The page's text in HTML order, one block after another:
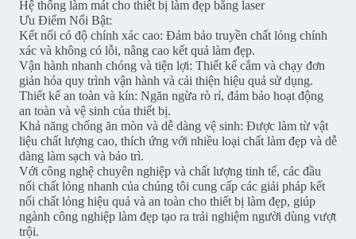
Hệ thống làm mát cho thiết bị làm đẹp bằng laser
Ưu Điểm Nổi Bật:
Kết nối có độ chính xác cao: Đảm bảo truyền chất lỏng chính
xác và không có lỗi, nâng cao kết quả làm đẹp.
Vận hành nhanh chóng và tiện lợi: Thiết kế cắm và chạy đơn
giản hóa quy trình vận hành và cải thiện hiệu quả sử dụng.
Thiết kế an toàn và kín: Ngăn ngừa rò rỉ, đảm bảo hoạt động
an toàn và vệ sinh của thiết bị.
Khả năng chống ăn mòn và dễ dàng vệ sinh: Được làm từ vật
liệu chất lượng cao, thích ứng với nhiều loại chất làm đẹp và dễ
dàng làm sạch và bảo trì.
Với công nghệ chuyên nghiệp và chất lượng tinh tế, các đầu
nối chất lỏng nhanh của chúng tôi cung cấp các giải pháp kết
nối chất lỏng hiệu quả và an toàn cho thiết bị làm đẹp, giúp
ngành công nghiệp làm đẹp tạo ra trải nghiệm người dùng vượt
trội.